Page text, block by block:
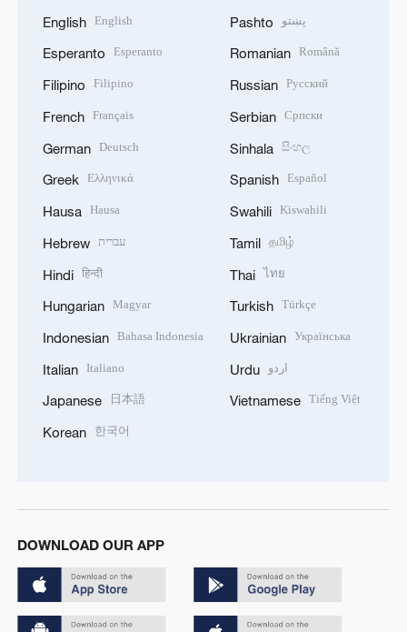
English English
Esperanto Esperanto
Filipino Filipino
French Français
German Deutsch
Greek Ελληνικά
Hausa Hausa
Hebrew עברית
Hindi हिन्दी
Hungarian Magyar
Indonesian Bahasa Indonesia
Italian Italiano
Japanese 日本語
Korean 한국어
Pashto پښتو
Romanian Română
Russian Русский
Serbian Српски
Sinhala සිංහල
Spanish Español
Swahili Kiswahili
Tamil தமிழ்
Thai ไทย
Turkish Türkçe
Ukrainian Українська
Urdu اردو
Vietnamese Tiếng Việt
DOWNLOAD OUR APP